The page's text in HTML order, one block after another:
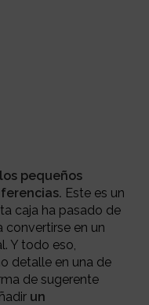
pequeños
Este es un
caja ha pasado de
convertirse en un
Y todo eso,
detalle en una de
de sugerente
un